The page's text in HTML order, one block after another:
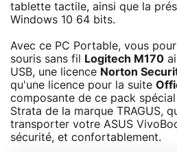
tablette tactile, ainsi que la
Windows 10 64 bits.
Avec ce PC Portable, vous
souris sans fil
Logitech M170
USB, une licence Norton
qu'une licence pour la suite
composante de ce pack
Strata de la marque TRAGUS,
transporter votre ASUS
sécurité, et confortablement.